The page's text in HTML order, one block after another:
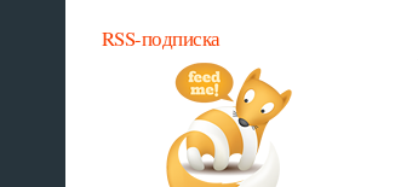
RSS-подписка